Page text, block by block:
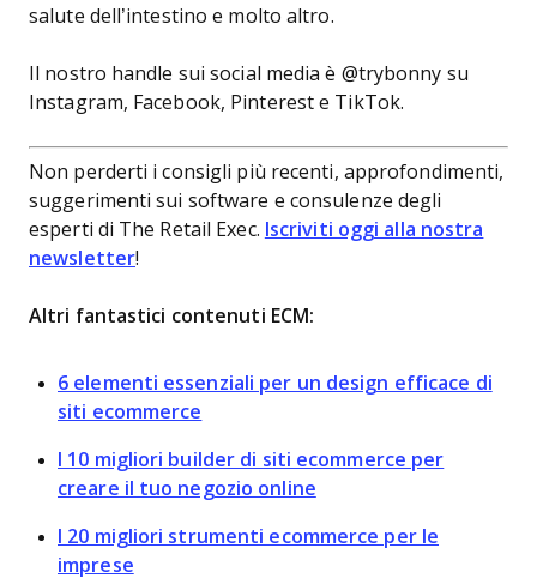
salute dell’intestino e molto altro.
Il nostro handle sui social media è @trybonny su
Instagram, Facebook, Pinterest e TikTok.
Non perderti i consigli più recenti, approfondimenti,
suggerimenti sui software e consulenze degli
esperti di The Retail Exec. Iscriviti oggi alla nostra
newsletter!
Altri fantastici contenuti ECM:
6 elementi essenziali per un design efficace di
siti ecommerce
I 10 migliori builder di siti ecommerce per
creare il tuo negozio online
I 20 migliori strumenti ecommerce per le
imprese